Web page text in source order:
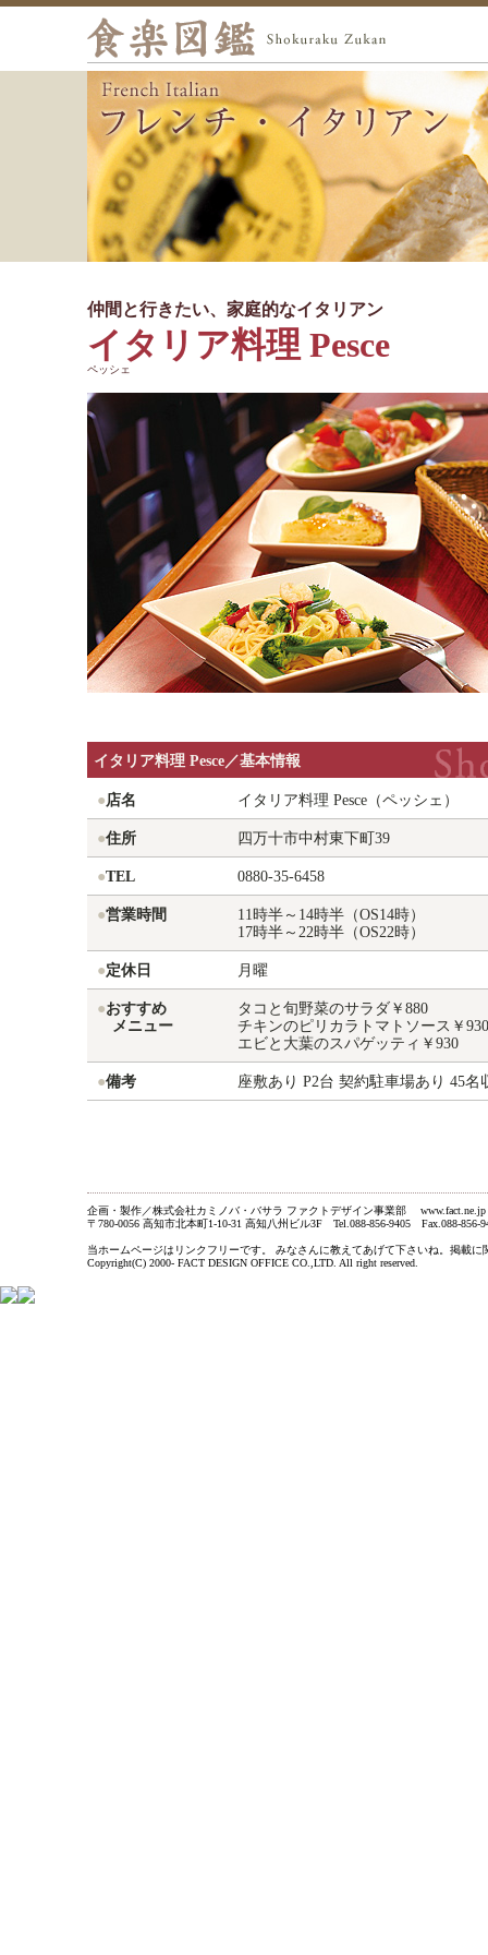
仲間と行きたい、家庭的なイタリアン
イタリア料理 Pesce
ペッシェ
イタリア料理 Pesce／基本情報
●店名 イタリア料理 Pesce（ペッシェ）
●住所 四万十市中村東下町39
●TEL 0880-35-6458
●営業時間
11時半～14時半（OS14時）
17時半～22時半（OS22時）
●定休日 月曜
●おすすめ
メニュー
タコと旬野菜のサラダ￥880
チキンのピリカラトマトソース￥930
エビと大葉のスパゲッティ￥930
●備考 座敷あり P2台 契約駐車場あり 45名
企画・製作／株式会社カミノバ・バサラ ファクトデザイン事業部 www.fact.ne.jp
〒780-0056 高知市北本町1-10-31 高知八州ビル3F Tel.088-856-9405 Fax.088-856-
当ホームページはリンクフリーです。 みなさんに教えてあげて下さいね。掲載
Copyright(C) 2000- FACT DESIGN OFFICE CO.,LTD. All right reserved.